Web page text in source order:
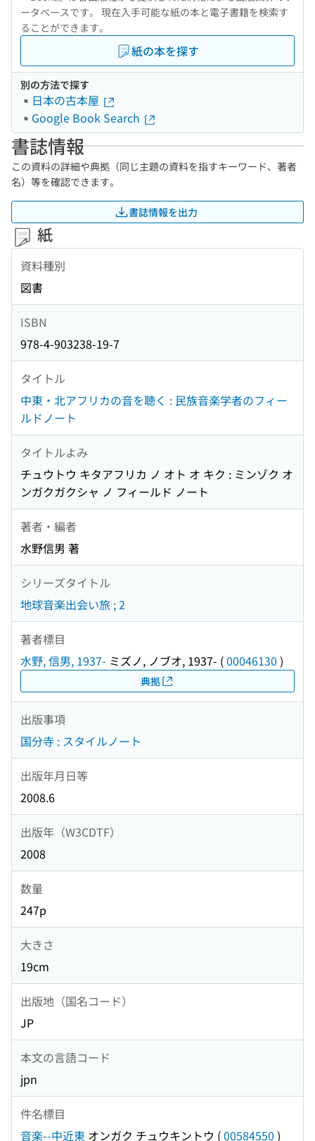
ータベースです。 現在入手可能な紙の本と電子書籍を検索す
ることができます。
紙の本を探す
別の方法で探す
日本の古本屋
Google Book Search
書誌情報
この資料の詳細や典拠（同じ主題の資料を指すキーワード、著者
名）等を確認できます。
書誌情報を出力
紙
資料種別
図書
ISBN
978-4-903238-19-7
タイトル
中東・北アフリカの音を聴く : 民族音楽学者のフィー
ルドノート
タイトルよみ
チュウトウ キタアフリカ ノ オト オ キク : ミンゾク オ
ンガクガクシャ ノ フィールド ノート
著者・編者
水野信男 著
シリーズタイトル
地球音楽出会い旅 ; 2
著者標目
水野, 信男, 1937- ミズノ, ノブオ, 1937- (00046130 )
典拠
出版事項
国分寺 : スタイルノート
出版年月日等
2008.6
出版年（W3CDTF）
2008
数量
247p
大きさ
19cm
出版地（国名コード）
JP
本文の言語コード
jpn
件名標目
音楽--中近東 オンガク チュウキントウ (00584550 )